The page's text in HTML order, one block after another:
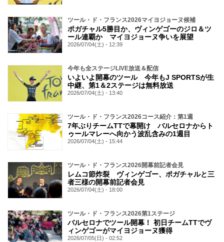
ツール・ド・フランス2026マイヨジョーヌ候補
ポガチャル5勝目か、ヴィンゲゴーのジロ＆ツ
ール連覇か マイヨジョーヌ争いを展望
2026/07/04(土) - 12:39
今年も全ステージLIVE放送＆配信
いよいよ開幕のツール 今年もJ SPORTSが生
中継、第1＆2ステージは無料放送
2026/07/04(土) - 13:40
ツール・ド・フランス2026コース紹介：第1週
7年ぶりチームTTで幕開け バルセロナからト
ゥールマレーへ向かう波乱含みの1週目
2026/07/04(土) - 15:44
ツール・ド・フランス2026開幕前記者会見
レムコ節炸裂 ヴィンゲゴー、ポガチャルと三
者三様の開幕前記者会見
2026/07/04(土) - 18:00
ツール・ド・フランス2026第1ステージ
バルセロナでツール開幕！ 初日チームTTでヴ
ィンゲゴーがマイヨジョーヌ獲得
2026/07/05(日) - 02:52